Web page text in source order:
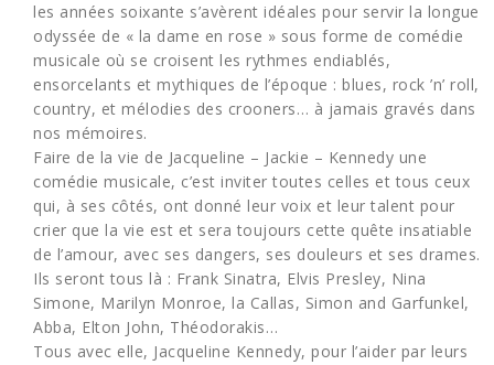
les années soixante s’avèrent idéales pour servir la longue
odyssée de « la dame en rose » sous forme de comédie
musicale où se croisent les rythmes endiablés,
ensorcelants et mythiques de l’époque : blues, rock ’n’ roll,
country, et mélodies des crooners… à jamais gravés dans
nos mémoires.
Faire de la vie de Jacqueline – Jackie – Kennedy une
comédie musicale, c’est inviter toutes celles et tous ceux
qui, à ses côtés, ont donné leur voix et leur talent pour
crier que la vie est et sera toujours cette quête insatiable
de l’amour, avec ses dangers, ses douleurs et ses drames.
Ils seront tous là : Frank Sinatra, Elvis Presley, Nina
Simone, Marilyn Monroe, la Callas, Simon and Garfunkel,
Abba, Elton John, Théodorakis…
Tous avec elle, Jacqueline Kennedy, pour l’aider par leurs